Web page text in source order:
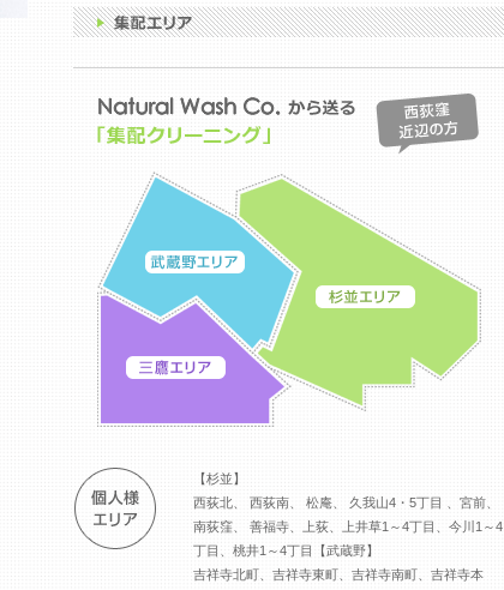
【杉並】
西荻北、 西荻南、 松庵、 久我山4・5丁目 、宮前、
南荻窪、 善福寺、上荻、上井草1～4丁目、今川1～4
丁目、桃井1～4丁目【武蔵野】
吉祥寺北町、吉祥寺東町、吉祥寺南町、吉祥寺本